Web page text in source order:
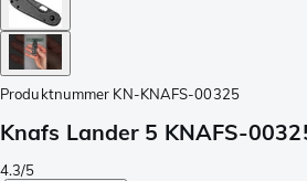
Produktnummer KN-KNAFS-00325
Knafs Lander 5 KNAFS-
4.3/5